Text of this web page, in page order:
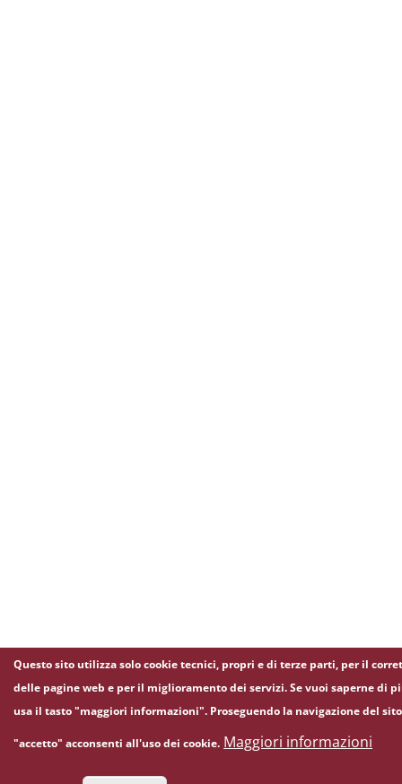
Questo sito utilizza solo cookie tecnici, propri e di terze parti, per il
delle pagine web e per il miglioramento dei servizi. Se vuoi saperne di
usa il tasto "maggiori informazioni". Proseguendo la navigazione del
"accetto" acconsenti all'uso dei cookie. Maggiori informazioni